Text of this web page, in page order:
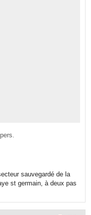
sauvegardé de la
st germain, à deux pas